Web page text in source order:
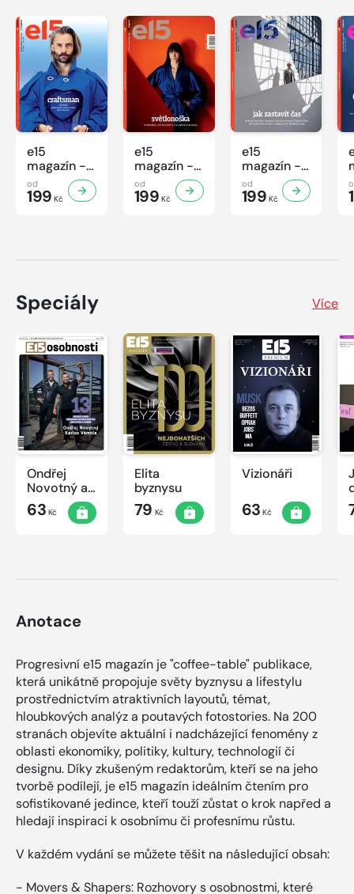
e15
magazín -
6/2026
od
199 Kč
e15
magazín -
4/2026
od
199 Kč
e15
magazín -
3/2026
od
199 Kč
Speciály Více
Ondřej
Novotný a
Karlos
Vémola
63 Kč
Elita
byznysu
79 Kč
Vizionáři
63 Kč
Anotace
Progresivní e15 magazín je "coffee-table" publikace,
která unikátně propojuje světy byznysu a lifestylu
prostřednictvím atraktivních layoutů, témat,
hloubkových analýz a poutavých fotostories. Na 200
stranách objevíte aktuální i nadcházející fenomény z
oblasti ekonomiky, politiky, kultury, technologií či
designu. Díky zkušeným redaktorům, kteří se na jeho
tvorbě podílejí, je e15 magazín ideálním čtením pro
sofistikované jedince, kteří touží zůstat o krok napřed a
hledají inspiraci k osobnímu či profesnímu růstu.
V každém vydání se můžete těšit na následující obsah:
- Movers & Shapers: Rozhovory s osobnostmi, které